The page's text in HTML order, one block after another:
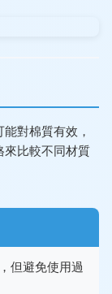
對棉質有效，
來比較不同材質
但避免使用過